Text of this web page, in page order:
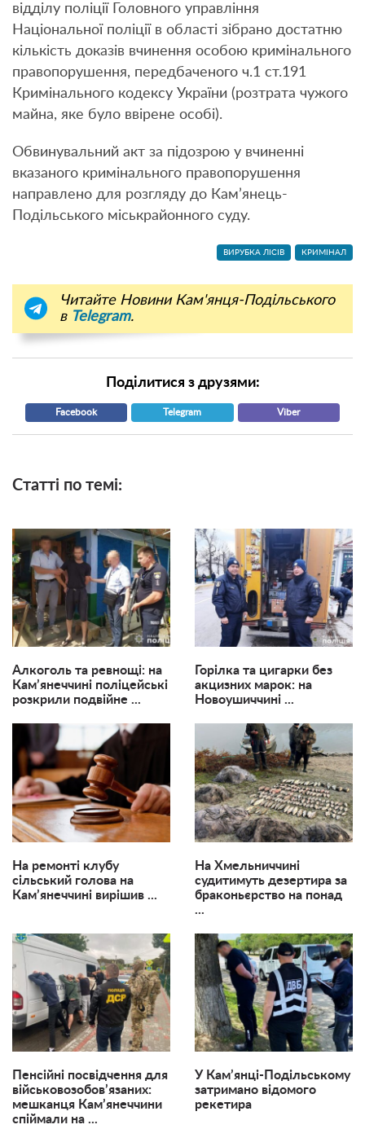
відділу поліції Головного управління
Національної поліції в області зібрано достатню
кількість доказів вчинення особою кримінального
правопорушення, передбаченого ч.1 ст.191
Кримінального кодексу України (розтрата чужого
майна, яке було ввірене особі).
Обвинувальний акт за підозрою у вчиненні
вказаного кримінального правопорушення
направлено для розгляду до Кам’янець-
Подільського міськрайонного суду.
ВИРУБКА ЛІСІВ КРИМІНАЛ
Читайте Новини Кам'янця-Подільського
в Telegram.
Поділитися з друзями:
Facebook Telegram Viber
Статті по темі:
Алкоголь та ревнощі: на
Кам’янеччині поліцейські
розкрили подвійне ...
Горілка та цигарки без
акцизних марок: на
Новоушиччині ...
На ремонті клубу
сільський голова на
Кам’янеччині вирішив ...
На Хмельниччині
судитимуть дезертира за
браконьєрство на понад
...
Пенсійні посвідчення для
військовозобов’язаних:
мешканця Кам’янеччини
спіймали на ...
У Кам’янці-Подільському
затримано відомого
рекетира